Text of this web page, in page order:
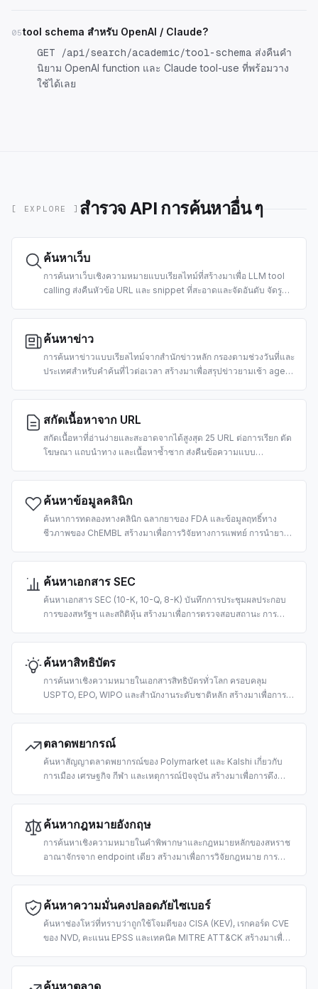
05tool schema สำหรับ OpenAI / Claude?
GET /api/search/academic/tool-schema ส่งคืนคำ
นิยาม OpenAI function และ Claude tool-use ที่พร้อมวาง
ใช้ได้เลย
[ EXPLORE ] สำรวจ API การค้นหาอื่น ๆ
ค้นหาเว็บ
การค้นหาเว็บเชิงความหมายแบบเรียลไทม์ที่สร้างมาเพื่อ LLM tool
calling ส่งคืนหัวข้อ URL และ snippet ที่สะอาดและจัดอันดับ จัดรูป
ค้นหาข่าว
การค้นหาข่าวแบบเรียลไทม์จากสำนักข่าวหลัก กรองตามช่วงวันที่และ
ประเทศสำหรับคำค้นที่ไวต่อเวลา สร้างมาเพื่อสรุปข่าวยามเช้า agent
สกัดเนื้อหาจาก URL
สกัดเนื้อหาที่อ่านง่ายและสะอาดจากได้สูงสุด 25 URL ต่อการเรียก ตัด
โฆษณา แถบนำทาง และเนื้อหาซ้ำซาก ส่งคืนข้อความแบบ
ค้นหาข้อมูลคลินิก
ค้นหาการทดลองทางคลินิก ฉลากยาของ FDA และข้อมูลฤทธิ์ทาง
ชีวภาพของ ChEMBL สร้างมาเพื่อการวิจัยทางการแพทย์ การนำยาก
ค้นหาเอกสาร SEC
ค้นหาเอกสาร SEC (10-K, 10-Q, 8-K) บันทึกการประชุมผลประกอบ
การของสหรัฐฯ และสถิติหุ้น สร้างมาเพื่อการตรวจสอบสถานะ การ
AI
ค้นหาสิทธิบัตร
การค้นหาเชิงความหมายในเอกสารสิทธิบัตรทั่วโลก ครอบคลุม
USPTO, EPO, WIPO และสำนักงานระดับชาติหลัก สร้างมาเพื่อการ
ปัญญา และข้อมูลอัจฉริยะเชิงแข่งขันด้วย AI
ตลาดพยากรณ์
ค้นหาสัญญาตลาดพยากรณ์ของ Polymarket และ Kalshi เกี่ยวกับ
การเมือง เศรษฐกิจ กีฬา และเหตุการณ์ปัจจุบัน สร้างมาเพื่อการดึง
ค้นหากฎหมายอังกฤษ
การค้นหาเชิงความหมายในคำพิพากษาและกฎหมายหลักของสหราช
อาณาจักรจาก endpoint เดียว สร้างมาเพื่อการวิจัยกฎหมาย การ
เวิร์กโฟลว์ legal-tech ด้วย AI
ค้นหาความมั่นคงปลอดภัยไซเบอร์
ค้นหาช่องโหว่ที่ทราบว่าถูกใช้โจมตีของ CISA (KEV), เรกคอร์ด CVE
ของ NVD, คะแนน EPSS และเทคนิค MITRE ATT&CK สร้างมาเพื่อ
ความปลอดภัยด้วย AI
ค้นหาตลาด